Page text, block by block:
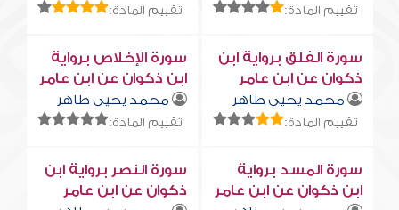
تقييم المادة: تقييم المادة:
سورة الفلق برواية ابن
ذكوان عن ابن عامر
محمد يحيى طاهر
تقييم المادة:
سورة الإخلاص برواية
ابن ذكوان عن ابن عامر
محمد يحيى طاهر
تقييم المادة:
سورة المسد برواية
ابن ذكوان عن ابن عامر
سورة النصر برواية ابن
ذكوان عن ابن عامر